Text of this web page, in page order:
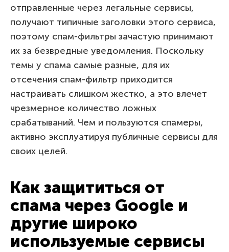
отправленные через легальные сервисы,
получают типичные заголовки этого сервиса,
поэтому спам-фильтры зачастую принимают
их за безвредные уведомления. Поскольку
темы у спама самые разные, для их
отсечения спам-фильтр приходится
настраивать слишком жестко, а это влечет
чрезмерное количество ложных
срабатываний. Чем и пользуются спамеры,
активно эксплуатируя публичные сервисы для
своих целей.
Как защититься от
спама через Google и
другие широко
используемые сервисы